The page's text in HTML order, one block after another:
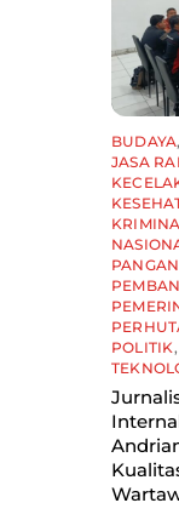
BUDAYA,
JASA
POLITIK ,